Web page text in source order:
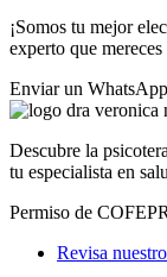
¡Somos tu mejor
experto que
Enviar un WhatsApp
Descubre la
tu especialista en
Permiso de
Revisa